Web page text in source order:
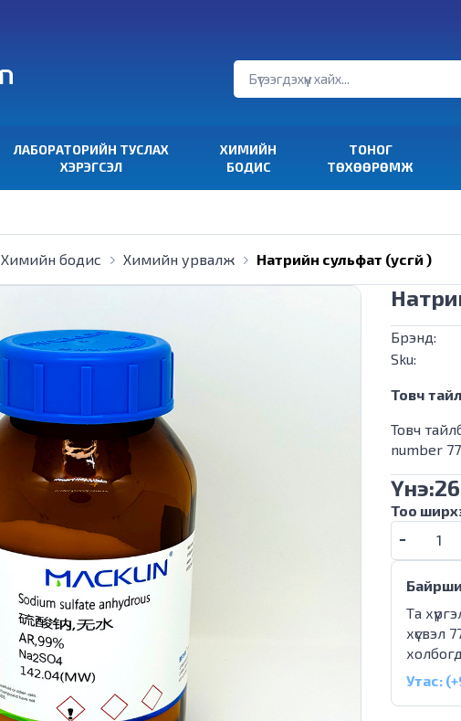
ЛАБОРАТОРИЙН ТУСЛАХ
ХЭРЭГСЭЛ
ХИМИЙН
БОДИС
ТОНОГ
ТӨХӨӨРӨМЖ
Химийн бодис Химийн урвалж Натрийн сульфат (усгүй )
Брэнд:
Sku:
Товч
Товч
number
Үнэ:
Тоо
Та
хүсвэл
Утас: